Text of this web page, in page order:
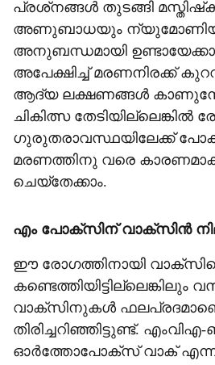
പ്രശ്‌നങ്ങള്‍ തുടങ്ങി
അണുബാധയും
അനുബന്ധമായി
അപേക്ഷിച്ച് മരണനിരക്ക്
ആദ്യ ലക്ഷണങ്ങള്‍
ചികിത്സ തേടിയില്ലെങ്കില്‍
ഗുരുതരാവസ്ഥയിലേക്ക്
മരണത്തിനു വരെ
ചെയ്‌തേക്കാം.
എം പോക്‌സിന് വാക്‌സിന്‍
ഈ രോഗത്തിനായി
കണ്ടെത്തിയിട്ടില്ലെങ്കിലും
വാക്‌സിനുകള്‍
തിരിച്ചറിഞ്ഞിട്ടുണ്ട്.
ഓര്‍ത്തോപോക്‌സ് വാക്